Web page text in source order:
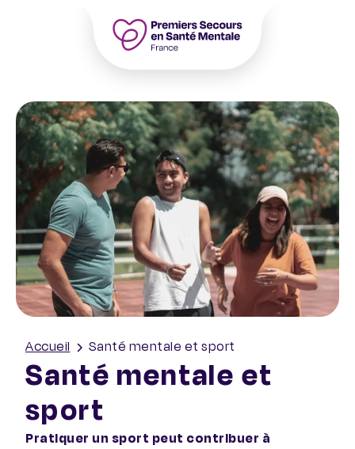
Accueil Santé mentale et sport
Santé mentale et
sport
Pratiquer un sport peut contribuer à